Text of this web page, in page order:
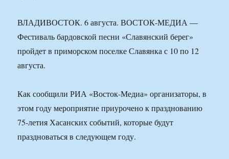
ВЛАДИВОСТОК. 6 августа. ВОСТОК-МЕДИА —
Фестиваль бардовской песни «Славянский берег»
пройдет в приморском поселке Славянка с 10 по 12
августа.
Как сообщили РИА «Восток-Медиа» организаторы, в
этом году мероприятие приурочено к празднованию
75-летия Хасанских событий, которые будут
праздноваться в следующем году.